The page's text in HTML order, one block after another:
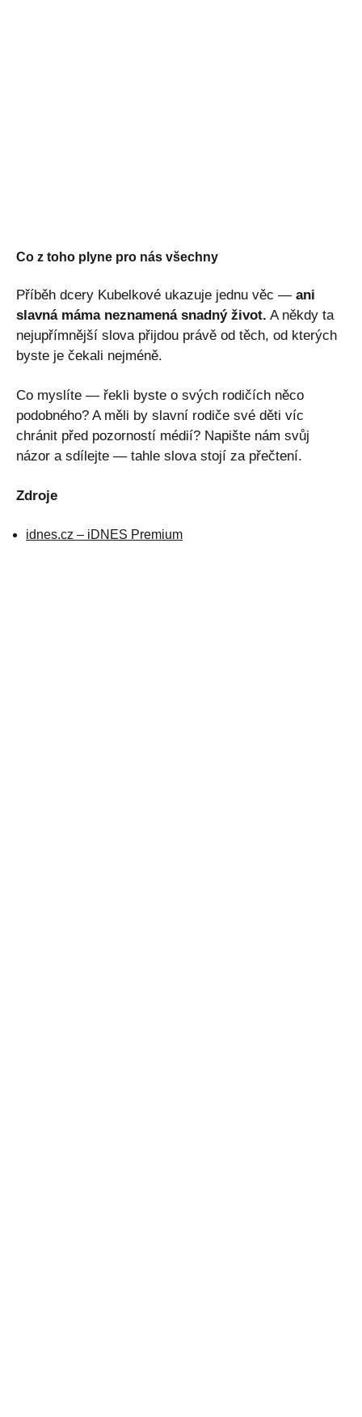
Co z toho plyne pro nás všechny
Příběh dcery Kubelkové ukazuje jednu věc — ani
slavná máma neznamená snadný život. A někdy ta
nejupřímnější slova přijdou právě od těch, od kterých
byste je čekali nejméně.
Co myslíte — řekli byste o svých rodičích něco
podobného? A měli by slavní rodiče své děti víc
chránit před pozorností médií? Napište nám svůj
názor a sdílejte — tahle slova stojí za přečtení.
Zdroje
idnes.cz – iDNES Premium